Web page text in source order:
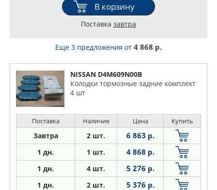
В корзину
Поставка завтра
Еще 3 предложения от 4 868 р.
NISSAN D4M609N00B
Колодки тормозные задние комплект
4 шт
Поставка Наличие Цена Купить
Завтра 2 шт. 6 863 р.
1 дн. 1 шт. 4 868 р.
1 дн. 4 шт. 5 276 р.
1 дн. 2 шт. 5 376 р.